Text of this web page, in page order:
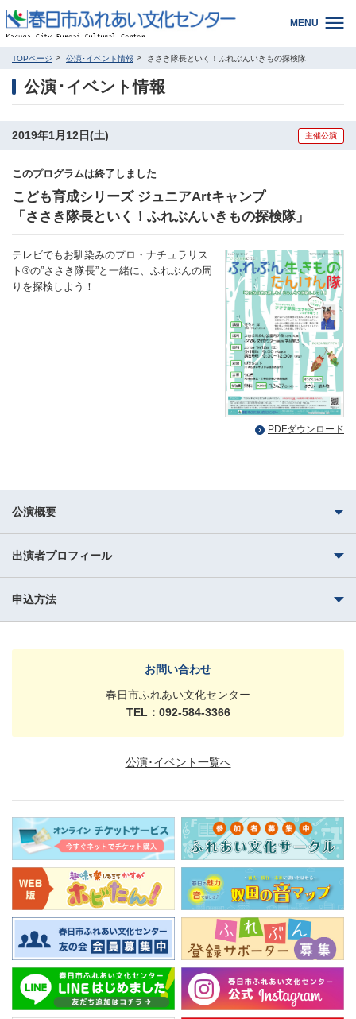
MENU
TOPページ 公演･イベント情報 ささき隊長といく！ふれぶんいきもの探検隊
公演･イベント情報
2019年1月12日(土) 主催公演
このプログラムは終了しました
こども育成シリーズ ジュニアArtキャンプ
「ささき隊長といく！ふれぶんいきもの探検隊」
テレビでもお馴染みのプロ・ナチュラリス
ト®の”ささき隊長”と一緒に、ふれぶんの周
りを探検しよう！
PDFダウンロード
公演概要
出演者プロフィール
申込方法
お問い合わせ
春日市ふれあい文化センター
TEL：092-584-3366
公演･イベント一覧へ